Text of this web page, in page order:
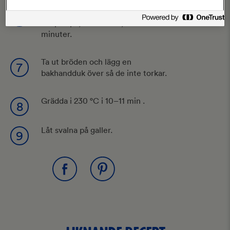
Jäs bröden i en avstängd ugn med
lampan på, max 35 °C, i ca 40-50
minuter.
7
Ta ut bröden och lägg en
bakhandduk över så de inte torkar.
8 Grädda i 230 °C i 10–11 min .
9 Låt svalna på galler.